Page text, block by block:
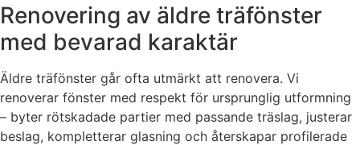
Renovering av äldre träfönster
med bevarad karaktär
Äldre träfönster går ofta utmärkt att renovera. Vi
renoverar fönster med respekt för ursprunglig utformning
– byter rötskadade partier med passande träslag, justerar
beslag, kompletterar glasning och återskapar profilerade